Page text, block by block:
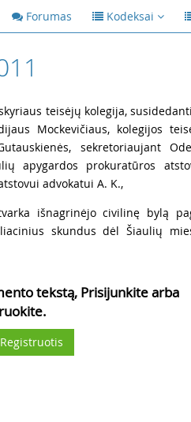
Forumas Kodeksai
teisėjų kolegija,
Mockevičiaus, kolegijos
sekretoriaujant
apygardos prokuratūros
advokatui A. K.,
išnagrinėjo civilinę bylą
skundus dėl Šiaulių
tekstą, Prisijunkite arba
Registruotis